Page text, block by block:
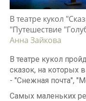
В театре кукол
"Путешествие
Анна Зайкова
В театре кукол
сказок, на которых
- "Снежная почта",
Самых маленьких